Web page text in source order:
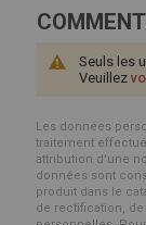
Seuls les
Veuillez
Les données
traitement
attribution d'une
données sont
produit dans le
de rectification,